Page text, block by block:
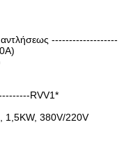
αντλήσεως -------------------
RVV1*
1,5KW, 380V/220V